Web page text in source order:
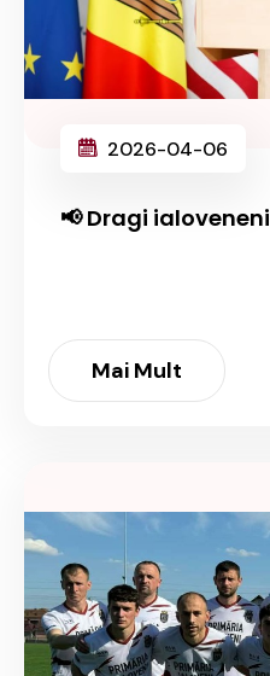
2026-04-06
📢 Dragi
Mai Mult